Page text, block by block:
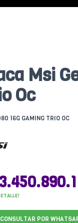
Msi
Oc
16G GAMING TRIO OC
CONSULTAR POR